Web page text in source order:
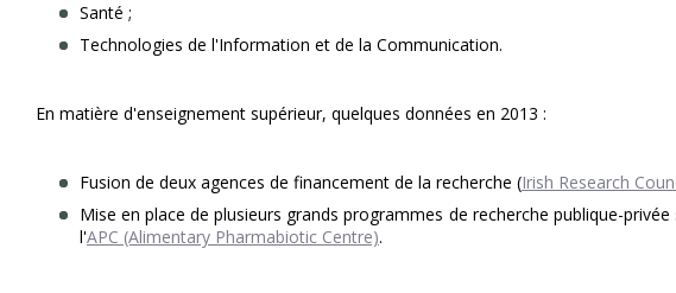
Santé ;
Technologies de l'Information et de la Communication.
En matière d'enseignement supérieur, quelques données en 2013 :
Fusion de deux agences de financement de la recherche (Irish Research
Mise en place de plusieurs grands programmes de recherche publique-
l'APC (Alimentary Pharmabiotic Centre).